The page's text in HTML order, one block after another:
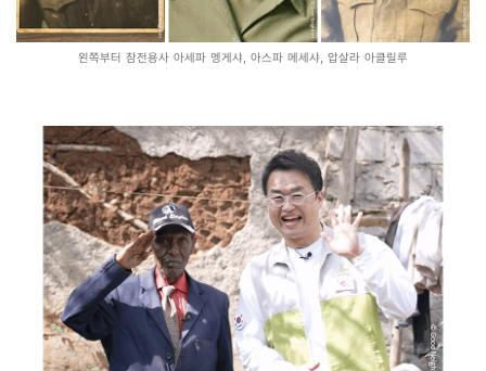
왼쪽부터 참전용사 아세파 멩게샤, 아스파 메세샤, 압살라 아클릴루